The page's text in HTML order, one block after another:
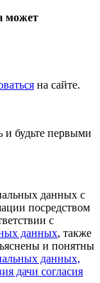
может
на сайте.
будьте первыми
данных с
посредством
с
данных, также
и понятны
данных,
дачи согласия